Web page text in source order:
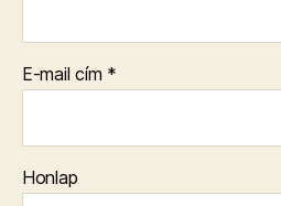
E-mail cím *
Honlap